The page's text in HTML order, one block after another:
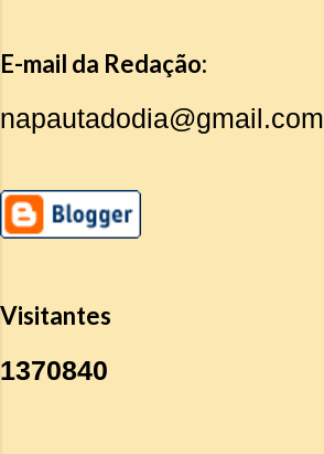
E-mail da Redação:
napautadodia@gmail.com
Visitantes
1370840